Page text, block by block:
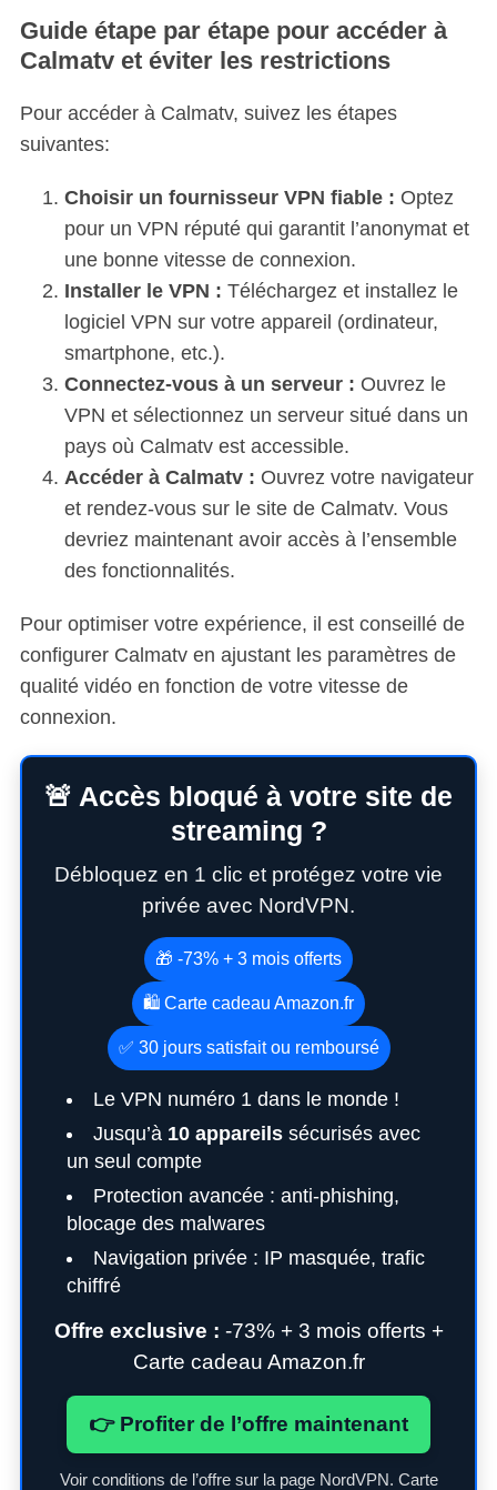
Guide étape par étape pour accéder à
Calmatv et éviter les restrictions
Pour accéder à Calmatv, suivez les étapes
suivantes:
Choisir un fournisseur VPN fiable : Optez
pour un VPN réputé qui garantit l’anonymat et
une bonne vitesse de connexion.
Installer le VPN : Téléchargez et installez le
logiciel VPN sur votre appareil (ordinateur,
smartphone, etc.).
Connectez-vous à un serveur : Ouvrez le
VPN et sélectionnez un serveur situé dans un
pays où Calmatv est accessible.
Accéder à Calmatv : Ouvrez votre navigateur
et rendez-vous sur le site de Calmatv. Vous
devriez maintenant avoir accès à l’ensemble
des fonctionnalités.
Pour optimiser votre expérience, il est conseillé de
configurer Calmatv en ajustant les paramètres de
qualité vidéo en fonction de votre vitesse de
connexion.
🚨 Accès bloqué à votre site de
streaming ?
Débloquez en 1 clic et protégez votre vie
privée avec NordVPN.
🎁 -73% + 3 mois offerts
🛍️ Carte cadeau Amazon.fr
✅ 30 jours satisfait ou remboursé
Le VPN numéro 1 dans le monde !
Jusqu’à 10 appareilssécurisés avec
un seul compte
Protection avancée : anti-phishing,
blocage des malwares
Navigation privée : IP masquée, trafic
chiffré
Offre exclusive : -73% + 3 mois offerts +
Carte cadeau Amazon.fr
👉 Profiter de l’offre maintenant
Voir conditions de l’offre sur la page NordVPN. Carte